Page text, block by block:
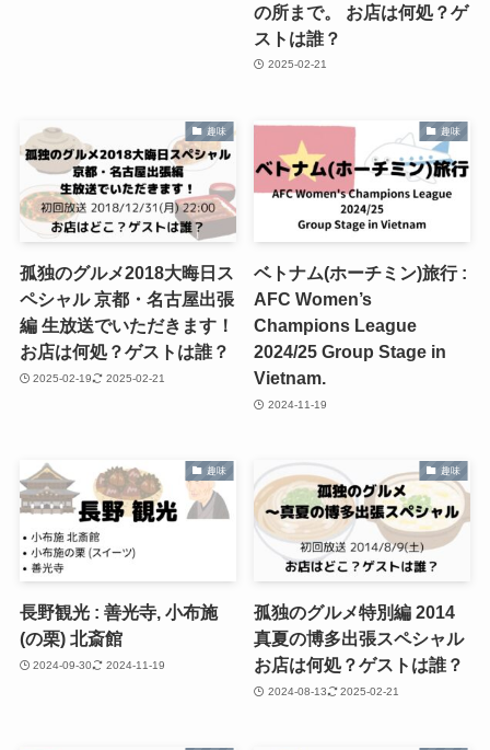
の所まで。 お店は何処？ゲ
ストは誰？
2025-02-21
趣味
孤独のグルメ2018大晦日ス
ペシャル 京都・名古屋出張
編 生放送でいただきます！
お店は何処？ゲストは誰？
2025-02-19 2025-02-21
趣味
ベトナム(ホーチミン)旅行 :
AFC Women’s
Champions League
2024/25 Group Stage in
Vietnam.
2024-11-19
趣味
長野観光 : 善光寺, 小布施
(の栗) 北斎館
2024-09-30 2024-11-19
趣味
孤独のグルメ特別編 2014
真夏の博多出張スペシャル
お店は何処？ゲストは誰？
2024-08-13 2025-02-21